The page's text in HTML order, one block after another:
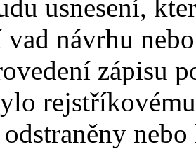
usnesení,
vad návrhu
zápisu